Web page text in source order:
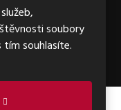
hřiště
soubory
souhlasíte.